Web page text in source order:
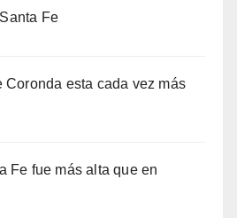
Fe
Coronda esta cada vez más
Fe fue más alta que en